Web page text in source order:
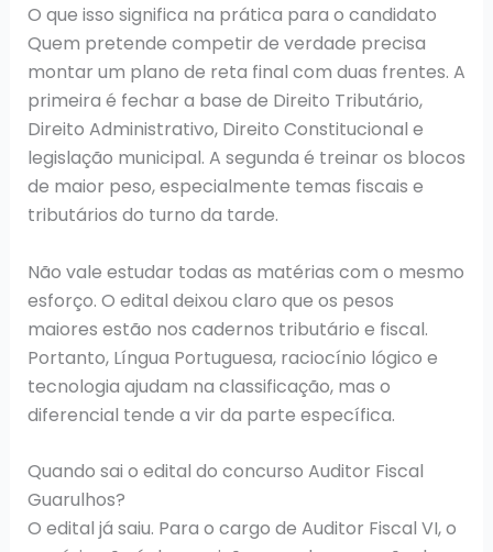
O que isso significa na prática para o candidato
Quem pretende competir de verdade precisa
montar um plano de reta final com duas frentes. A
primeira é fechar a base de Direito Tributário,
Direito Administrativo, Direito Constitucional e
legislação municipal. A segunda é treinar os blocos
de maior peso, especialmente temas fiscais e
tributários do turno da tarde.
Não vale estudar todas as matérias com o mesmo
esforço. O edital deixou claro que os pesos
maiores estão nos cadernos tributário e fiscal.
Portanto, Língua Portuguesa, raciocínio lógico e
tecnologia ajudam na classificação, mas o
diferencial tende a vir da parte específica.
Quando sai o edital do concurso Auditor Fiscal
Guarulhos?
O edital já saiu. Para o cargo de Auditor Fiscal VI, o